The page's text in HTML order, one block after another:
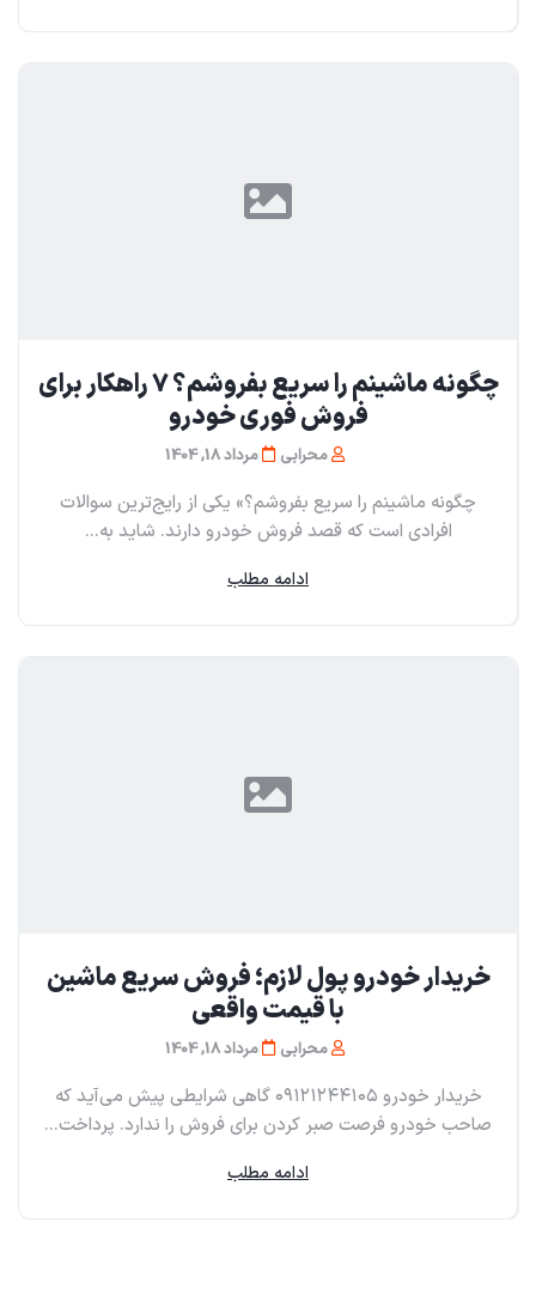
چگونه ماشینم را سریع بفروشم؟ ۷ راهکار برای
فروش فوری خودرو
محرابی مرداد 18, 1404
چگونه ماشینم را سریع بفروشم؟» یکی از رایج‌ترین سوالات
افرادی است که قصد فروش خودرو دارند. شاید به...
ادامه مطلب
خریدار خودرو پول لازم؛ فروش سریع ماشین
با قیمت واقعی
محرابی مرداد 18, 1404
خریدار خودرو ۰۹۱۲۱۲۴۴۱۰۵ گاهی شرایطی پیش می‌آید که
صاحب خودرو فرصت صبر کردن برای فروش را ندارد. پرداخت...
ادامه مطلب